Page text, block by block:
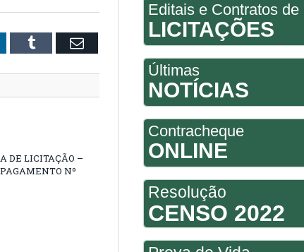
Tumblr Email
DE LICITAÇÃO –
Nº
Editais e Contratos de
LICITAÇÕES
Últimas
NOTÍCIAS
Contracheque
ONLINE
Resolução
CENSO 2022